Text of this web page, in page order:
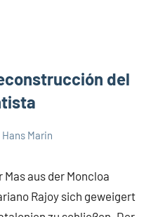
del
Hans Marin
Mas aus der Moncloa
Rajoy sich geweigert